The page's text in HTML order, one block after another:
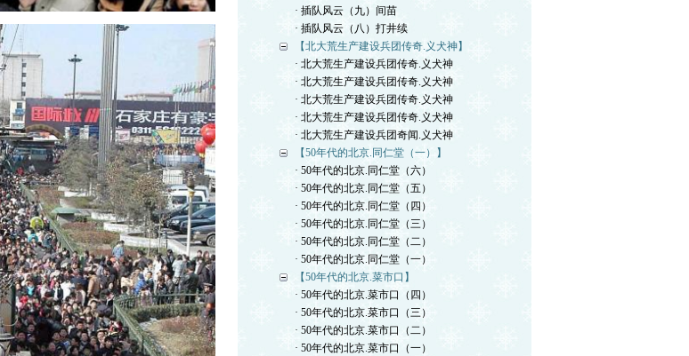
· 插队风云（九）间苗
· 插队风云（八）打井续
【北大荒生产建设兵团传奇.义犬神】
· 北大荒生产建设兵团传奇.义犬神
· 北大荒生产建设兵团传奇.义犬神
· 北大荒生产建设兵团传奇.义犬神
· 北大荒生产建设兵团传奇.义犬神
· 北大荒生产建设兵团奇闻.义犬神
【50年代的北京.同仁堂（一）】
· 50年代的北京.同仁堂（六）
· 50年代的北京.同仁堂（五）
· 50年代的北京.同仁堂（四）
· 50年代的北京.同仁堂（三）
· 50年代的北京.同仁堂（二）
· 50年代的北京.同仁堂（一）
【50年代的北京.菜市口】
· 50年代的北京.菜市口（四）
· 50年代的北京.菜市口（三）
· 50年代的北京.菜市口（二）
· 50年代的北京.菜市口（一）